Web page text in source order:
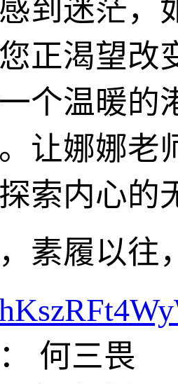
到迷茫，
正渴望改
个温暖的
让娜娜老
索内心的
素履以往
何三畏